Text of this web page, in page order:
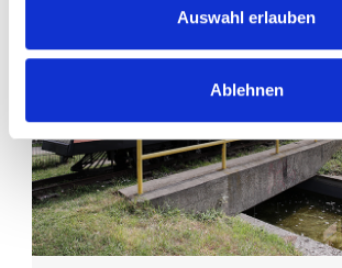
Auswahl erlauben
Ablehnen